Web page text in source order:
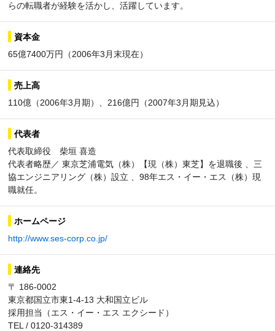
らの転職者が経験を活かし、活躍しています。
資本金
65億7400万円（2006年3月末現在）
売上高
110億（2006年3月期）、216億円（2007年3月期見込）
代表者
代表取締役 柴垣 喜造
代表者略歴／ 東京芝浦電気（株）【現（株）東芝】を退職後 、三
協エンジニアリング（株）設立 、98年エス・イー・エス（株）現
職就任。
ホームページ
http://www.ses-corp.co.jp/
連絡先
〒 186-0002
東京都国立市東1-4-13 大和国立ビル
採用担当（エス・イー・エス エクシード）
TEL / 0120-314389